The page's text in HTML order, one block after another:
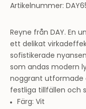
Artikelnummer:
Reyne från DAY. En
ett delikat
sofistikerade
som andas modern
noggrant utformade
festliga tillfällen och
Färg: Vit